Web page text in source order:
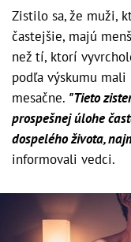
Zistilo sa, že muži,
častejšie, majú
než tí, ktorí
podľa výskumu
mesačne. "Tieto
prospešnej úlohe
dospelého života,
informovali vedci.